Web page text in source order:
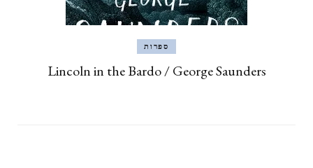
ספרות
Lincoln in the Bardo / George Saunders